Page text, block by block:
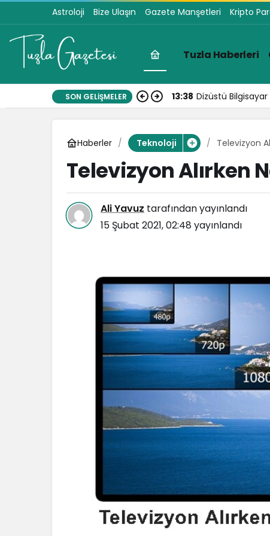
Astroloji Bize Ulaşın Gazete Manşetleri Kripto
Tuzla Haberleri
SON GELIŞMELER 13:38 Dizüstü
Haberler Teknoloji Televizyon
Televizyon Alırken
Ali Yavuz tarafından yayınlandı
15 Şubat 2021, 02:48 yayınlandı
Blog
Dizüstü
Seçiminde